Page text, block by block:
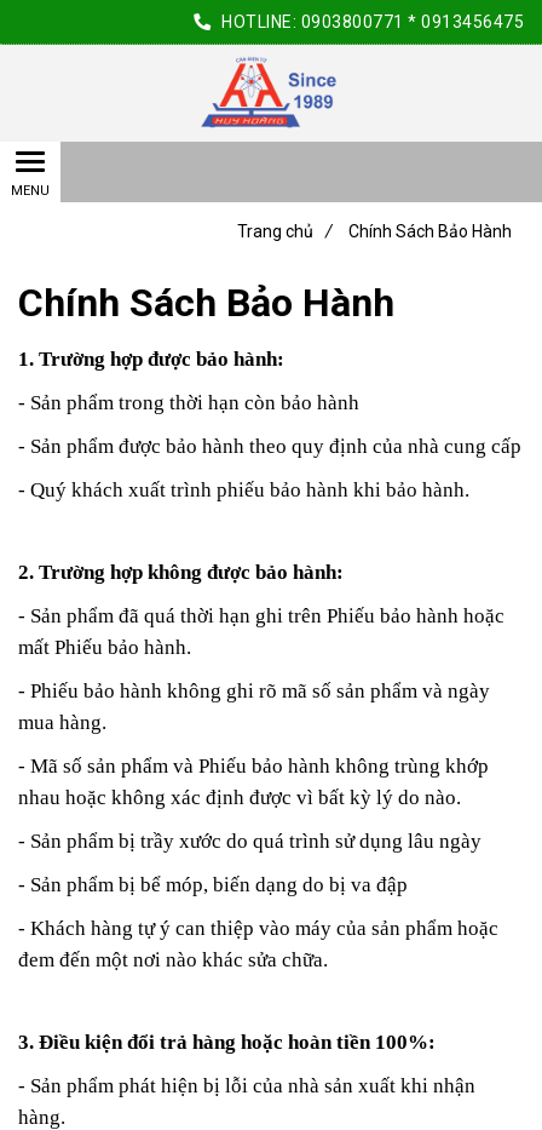
Chính Sách Bảo Hành
1. Trường hợp được bảo hành:
- Sản phẩm trong thời hạn còn bảo hành
- Sản phẩm được bảo hành theo quy định của nhà cung cấp
- Quý khách xuất trình phiếu bảo hành khi bảo hành.
2. Trường hợp không được bảo hành:
- Sản phẩm đã quá thời hạn ghi trên Phiếu bảo hành hoặc
mất Phiếu bảo hành.
- Phiếu bảo hành không ghi rõ mã số sản phẩm và ngày
mua hàng.
- Mã số sản phẩm và Phiếu bảo hành không trùng khớp
nhau hoặc không xác định được vì bất kỳ lý do nào.
- Sản phẩm bị trầy xước do quá trình sử dụng lâu ngày
- Sản phẩm bị bể móp, biến dạng do bị va đập
- Khách hàng tự ý can thiệp vào máy của sản phẩm hoặc
đem đến một nơi nào khác sửa chữa.
3. Điều kiện đổi trả hàng hoặc hoàn tiền 100%:
- Sản phẩm phát hiện bị lỗi của nhà sản xuất khi nhận
hàng.
Trang chủ / Chính Sách Bảo Hành
HOTLINE: 0903800771 * 0913456475